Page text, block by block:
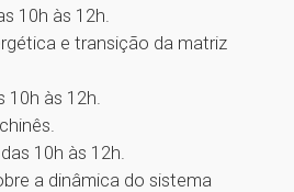
10h às 12h.
e transição da matriz
às 12h.
10h às 12h.
a dinâmica do sistema